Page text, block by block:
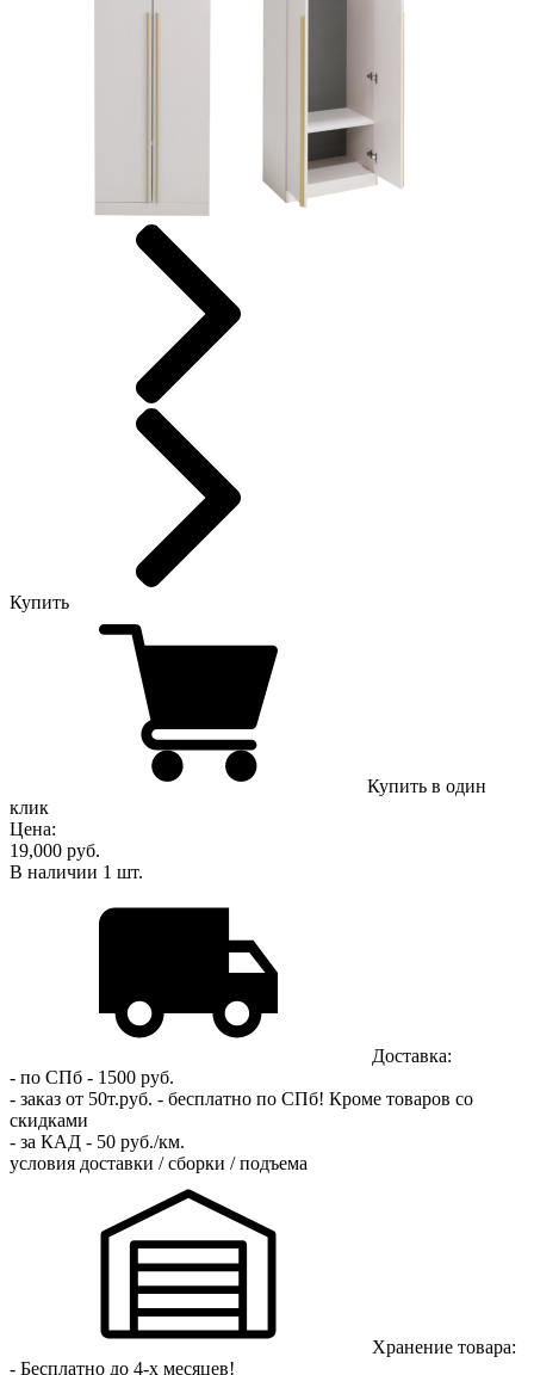
Купить
Купить в один
клик
Цена:
19,000 руб.
В наличии 1 шт.
Доставка:
- по СПб - 1500 руб.
- заказ от 50т.руб. - бесплатно по СПб! Кроме товаров со
скидками
- за КАД - 50 руб./км.
условия доставки / сборки / подъема
Хранение товара:
- Бесплатно до 4-х месяцев!